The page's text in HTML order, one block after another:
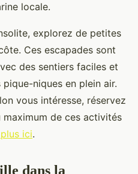
locale.
explorez de petites
Ces escapades sont
des sentiers faciles et
niques en plein air.
vous intéresse, réservez
maximum de ces activités
ici.
dans la